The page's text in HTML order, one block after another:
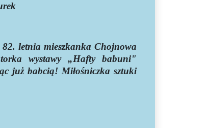
letnia mieszkanka Chojnowa
wystawy „Hafty babuni"
już babcią! Miłośniczka sztuki